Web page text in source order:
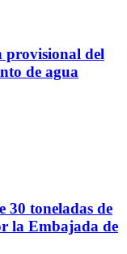
provisional del
de agua
30 toneladas de
la Embajada de